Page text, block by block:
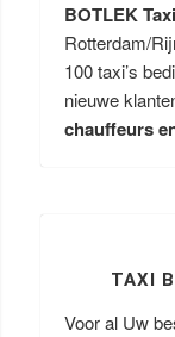
BOTLEK Taxi
Rotterdam/
100 taxi’s
nieuwe
chauffeurs
TAXI
Voor al Uw